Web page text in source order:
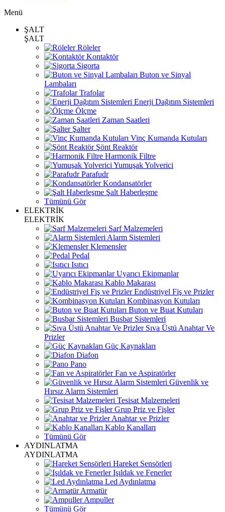
Menü
ŞALT
ŞALT
Röleler
Kontaktör
Sigorta
Buton ve Sinyal
Lambaları
Trafolar
Enerji Dağıtım Sistemleri
Ölçme
Zaman Saatleri
Şalter
Vinç Kumanda Kutuları
Şönt Reaktör
Harmonik Filtre
Yumuşak Yolverici
Parafudr
Kondansatörler
Şalt Haberleşme
Tümünü Gör
ELEKTRİK
ELEKTRİK
Sarf Malzemeleri
Alarm Sistemleri
Klemensler
Pedal
Isıtıcı
Uyarıcı Ekipmanlar
Kablo Makarası
Endüstriyel Fiş ve Prizler
Kombinasyon Kutuları
Buton ve Buat Kutuları
Busbar Sistemleri
Sıva Üstü Anahtar Ve
Prizler
Güç Kaynakları
Diafon
Pano
Fan ve Aspiratörler
Güvenlik ve
Hırsız Alarm Sistemleri
Tesisat Malzemeleri
Grup Priz ve Fişler
Anahtar ve Prizler
Kablo Kanalları
Tümünü Gör
AYDINLATMA
AYDINLATMA
Hareket Sensörleri
Işıldak ve Fenerler
Led Aydınlatma
Armatür
Ampuller
Tümünü Gör